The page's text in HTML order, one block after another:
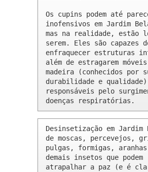
Os cupins podem até
inofensivos em Jardim
mas na realidade, estão
serem. Eles são capazes
enfraquecer estruturas
além de estragarem
madeira (conhecidos por
durabilidade e qualidade)
responsáveis pelo
doenças respiratórias.
Desinsetização em Jardim
de moscas, percevejos,
pulgas, formigas,
demais insetos que podem
atrapalhar a paz (e é